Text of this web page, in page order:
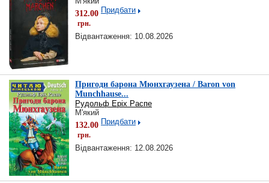
312.00
грн.
Придбати
Відвантаження: 10.08.2026
Пригоди барона Мюнхгаузена / Baron von
Munchhause...
Рудольф Еріх Распе
М'який
132.00
грн.
Придбати
Відвантаження: 12.08.2026